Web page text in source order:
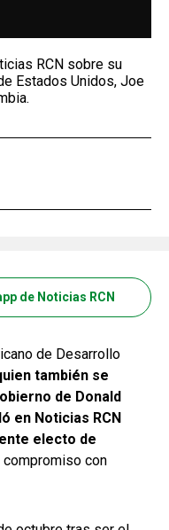
RCN sobre su
Estados Unidos, Joe
de Noticias RCN
de Desarrollo
también se
de Donald
en Noticias RCN
electo de
compromiso con